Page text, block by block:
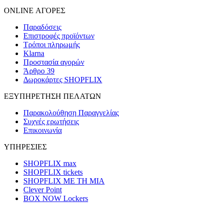
ONLINE ΑΓΟΡΕΣ
Παραδόσεις
Επιστροφές προϊόντων
Τρόποι πληρωμής
Klarna
Προστασία αγορών
Άρθρο 39
Δωροκάρτες SHOPFLIX
ΕΞΥΠΗΡΕΤΗΣΗ ΠΕΛΑΤΩΝ
Παρακολούθηση Παραγγελίας
Συχνές ερωτήσεις
Επικοινωνία
ΥΠΗΡΕΣΙΕΣ
SHOPFLIX max
SHOPFLIX tickets
SHOPFLIX ΜΕ ΤΗ ΜΙΑ
Clever Point
BOX NOW Lockers